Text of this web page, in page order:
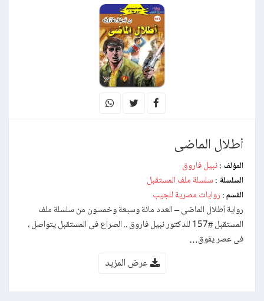
أطلال الماضى
المؤلف : نبيل فاروق
السلسلة : سلسلة ملف المستقبل
القسم : روايات مصرية للجيب
رواية أطلال الماضى – العدد مائة وسبعة وخمسون من سلسلة ملف
المستقبل #157 للدكتور نبيل فاروق .. الصراع فى المستقبل يتواصل ،
فى عصر يفوق…
عرض المزيد